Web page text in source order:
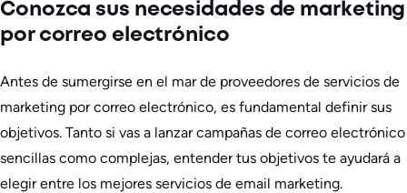
Conozca sus necesidades de marketing
por correo electrónico
Antes de sumergirse en el mar de proveedores de servicios de
marketing por correo electrónico, es fundamental definir sus
objetivos. Tanto si vas a lanzar campañas de correo electrónico
sencillas como complejas, entender tus objetivos te ayudará a
elegir entre los mejores servicios de email marketing.